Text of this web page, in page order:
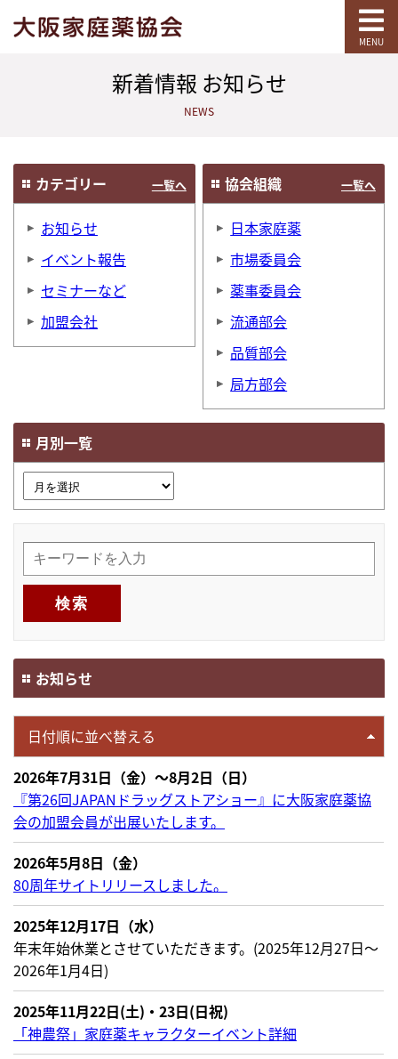
MENU
新着情報 お知らせ
NEWS
お知らせ
日付順に並べ替える
2026年7月31日（金）～8月2日（日）
『第26回JAPANドラッグストアショー』に大阪家庭薬協
会の加盟会員が出展いたします。
2026年5月8日（金）
80周年サイトリリースしました。
2025年12月17日（水）
年末年始休業とさせていただきます。(2025年12月27日～
2026年1月4日)
2025年11月22日(土)・23日(日祝)
「神農祭」家庭薬キャラクターイベント詳細
カテゴリー 一覧へ
お知らせ
イベント報告
セミナーなど
加盟会社
協会組織 一覧へ
日本家庭薬
市場委員会
薬事委員会
流通部会
品質部会
局方部会
月別一覧